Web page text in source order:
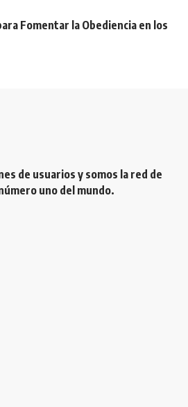
Fomentar la Obediencia en los
de usuarios y somos la red de
uno del mundo.